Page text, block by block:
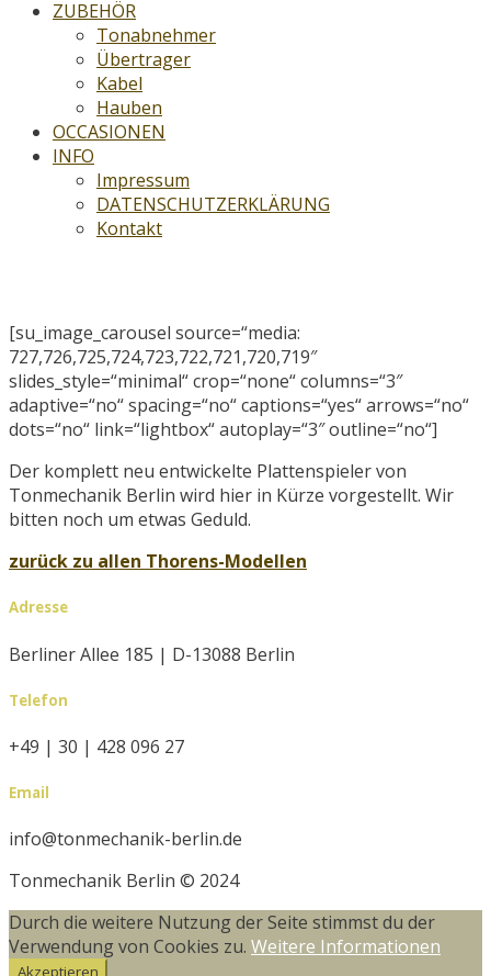
ZUBEHÖR
Tonabnehmer
Übertrager
Kabel
Hauben
OCCASIONEN
INFO
Impressum
DATENSCHUTZERKLÄRUNG
Kontakt
[su_image_carousel source=“media:
727,726,725,724,723,722,721,720,719″
slides_style=“minimal“ crop=“none“ columns=“3″
adaptive=“no“ spacing=“no“ captions=“yes“ arrows=“no“
dots=“no“ link=“lightbox“ autoplay=“3″ outline=“no“]
Der komplett neu entwickelte Plattenspieler von
Tonmechanik Berlin wird hier in Kürze vorgestellt. Wir
bitten noch um etwas Geduld.
zurück zu allen Thorens-Modellen
Adresse
Berliner Allee 185 | D-13088 Berlin
Telefon
+49 | 30 | 428 096 27
Email
info@tonmechanik-berlin.de
Tonmechanik Berlin © 2024
Durch die weitere Nutzung der Seite stimmst du der
Verwendung von Cookies zu. Weitere Informationen
Akzeptieren